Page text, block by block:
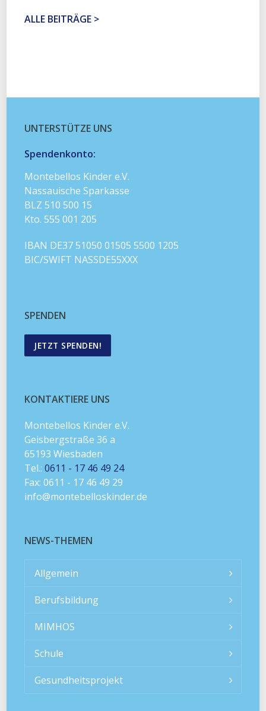
ALLE BEITRÄGE >
UNTERSTÜTZE UNS
Spendenkonto:
Montebellos Kinder e.V.
Nassauische Sparkasse
BLZ 510 500 15
Kto. 555 001 205
IBAN DE37 51050 01505 5500 1205
BIC/SWIFT NASSDE55XXX
SPENDEN
JETZT SPENDEN!
KONTAKTIERE UNS
Montebellos Kinder e.V.
Geisbergstraße 36 a
65193 Wiesbaden
Tel.:0611 - 17 46 49 24
Fax: 0611 - 17 46 49 29
info@montebelloskinder.de
NEWS-THEMEN
Allgemein
Berufsbildung
MIMHOS
Schule
Gesundheitsprojekt